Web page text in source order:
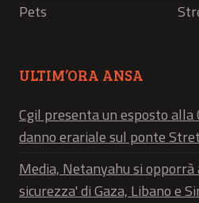
Pets
ULTIM’ORA ANSA
Cgil presenta un esposto alla
danno erariale sul ponte
Media, Netanyahu si
sicurezza' di Gaza, Libano e